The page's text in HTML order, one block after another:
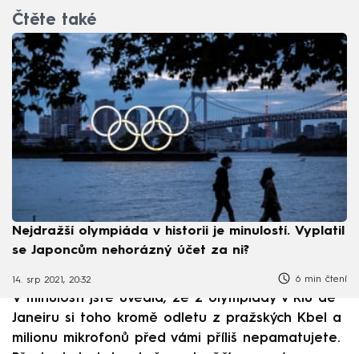
Čtěte také
Nejdražší olympiáda v historii je minulostí. Vyplatil
se Japoncům nehorázný účet za ni?
14. srp 2021, 20:32 6 min čtení
V minulosti jste uvedla, že z olympiády v Riu de
Janeiru si toho kromě odletu z pražských Kbel a
milionu mikrofonů před vámi příliš nepamatujete.